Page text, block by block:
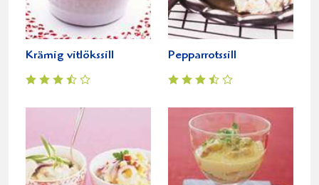
Krämig vitlökssill Pepparrotssill